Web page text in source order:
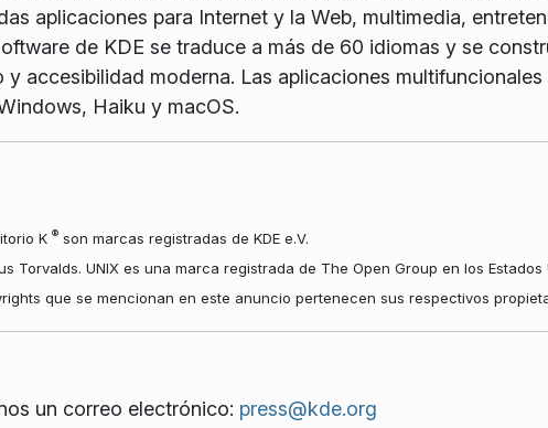
aplicaciones para Internet y la Web, multimedia,
de KDE se traduce a más de 60 idiomas y se
accesibilidad moderna. Las aplicaciones
Haiku y macOS.
K ®son marcas registradas de KDE e.V.
Torvalds. UNIX es una marca registrada de The Open Group en los
que se mencionan en este anuncio pertenecen sus respectivos
un correo electrónico: press@kde.org